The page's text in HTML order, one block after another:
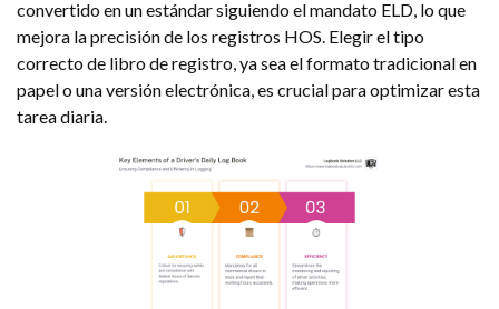
convertido en un estándar siguiendo el mandato ELD, lo que
mejora la precisión de los registros HOS. Elegir el tipo
correcto de libro de registro, ya sea el formato tradicional en
papel o una versión electrónica, es crucial para optimizar esta
tarea diaria.